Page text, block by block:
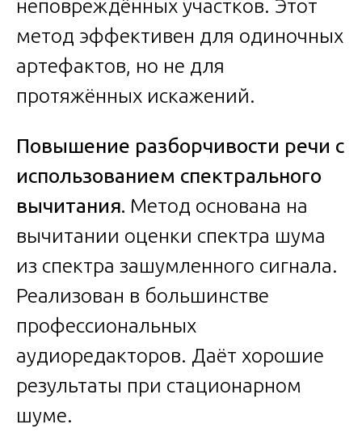
неповреждённых участков. Этот
метод эффективен для одиночных
артефактов, но не для
протяжённых искажений.
Повышение разборчивости речи с
использованием спектрального
вычитания. Метод основана на
вычитании оценки спектра шума
из спектра зашумленного сигнала.
Реализован в большинстве
профессиональных
аудиоредакторов. Даёт хорошие
результаты при стационарном
шуме.